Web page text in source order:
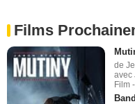
Films
de
avec
Film